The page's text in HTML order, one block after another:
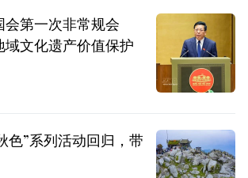
会第一次非常规会
文化遗产价值保护
”系列活动回归，带